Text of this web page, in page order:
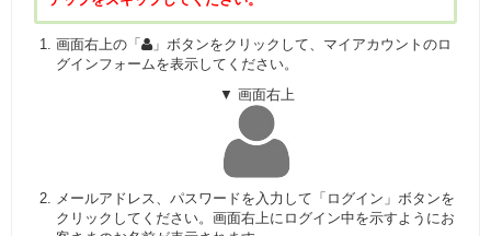
画面右上の「
」ボタンをクリックして、マイアカウントのロ
グインフォームを表示してください。
▼ 画面右上
メールアドレス、パスワードを入力して「ログイン」ボタンを
クリックしてください。画面右上にログイン中を示すようにお